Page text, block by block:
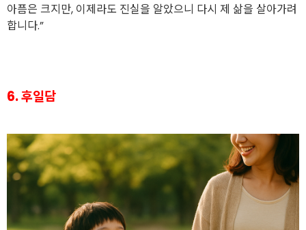
아픔은 크지만, 이제라도 진실을 알았으니 다시 제 삶을 살아가려
합니다.”
6. 후일담